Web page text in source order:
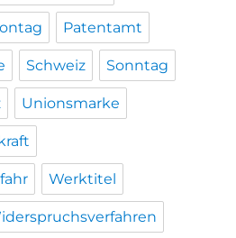
Patentamt
Schweiz Sonntag
Unionsmarke
Werktitel